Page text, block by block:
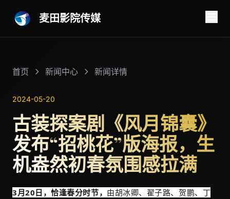
麦田影院传媒
首页 新闻中心 新闻详情
2024-05-20
古装探案剧《风月锦囊》
发布“招桃花”版海报，生
机盎然初春氛围感拉满
3月20日，恰逢春分时节， 由胡冰卿、翟子路、贺鹏、丁